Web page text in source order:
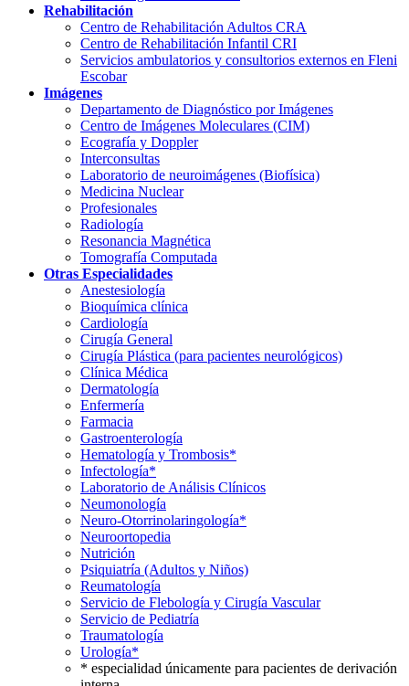
Rehabilitación
Centro de Rehabilitación Adultos CRA
Centro de Rehabilitación Infantil CRI
Servicios ambulatorios y consultorios externos en Fleni
Escobar
Imágenes
Departamento de Diagnóstico por Imágenes
Centro de Imágenes Moleculares (CIM)
Ecografía y Doppler
Interconsultas
Laboratorio de neuroimágenes (Biofísica)
Medicina Nuclear
Profesionales
Radiología
Resonancia Magnética
Tomografía Computada
Otras Especialidades
Anestesiología
Bioquímica clínica
Cardiología
Cirugía General
Cirugía Plástica (para pacientes neurológicos)
Clínica Médica
Dermatología
Enfermería
Farmacia
Gastroenterología
Hematología y Trombosis*
Infectología*
Laboratorio de Análisis Clínicos
Neumonología
Neuro-Otorrinolaringología*
Neuroortopedia
Nutrición
Psiquiatría (Adultos y Niños)
Reumatología
Servicio de Flebología y Cirugía Vascular
Servicio de Pediatría
Traumatología
Urología*
* especialidad únicamente para pacientes de derivación